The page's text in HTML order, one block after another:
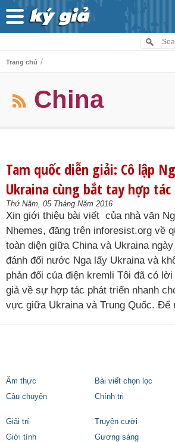
Trang chủ /
China
Tam quốc diễn giải: Cô lập
Ukraina cùng bắt tay hợp
Thứ Năm, 05 Tháng Năm 2016
Xin giới thiệu bài viết của nhà văn
Nhemes, đăng trên inforesist.org về
toàn diện giữa China và Ukraina
đánh đổi nước Nga lấy Ukraina và
phản đối của điện kremli Tôi đã có
giả về sự hợp tác phát triển nhanh
vực giữa Ukraina và Trung Quốc. Để
Ẩm thực Bài viết chọn lọc
Câu chuyện
Chính trị
Giải trí
Truyện cười
Giới tính
Gương sáng